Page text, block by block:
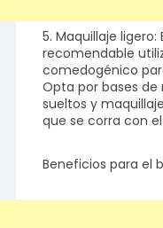
5. Maquillaje
recomendable
comedogénico
Opta por bases de
sueltos y
que se corra con
Beneficios para el